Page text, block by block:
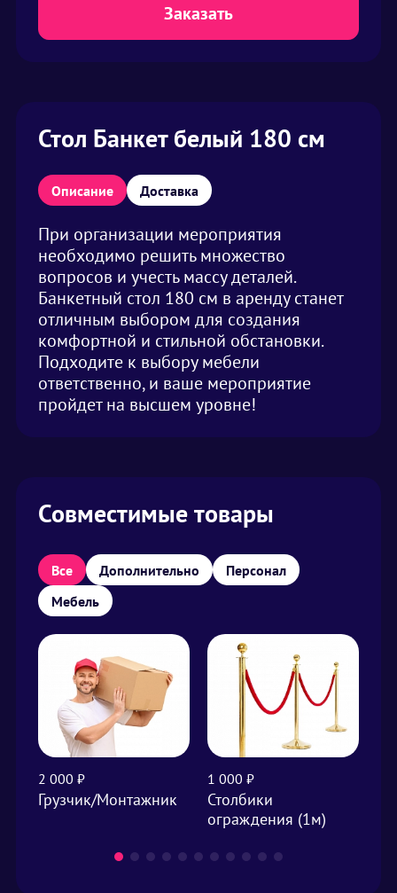
Заказать
Стол Банкет белый 180 см
Описание Доставка
При организации мероприятия
необходимо решить множество
вопросов и учесть массу деталей.
Банкетный стол 180 см в аренду станет
отличным выбором для создания
комфортной и стильной обстановки.
Подходите к выбору мебели
ответственно, и ваше мероприятие
пройдет на высшем уровне!
Совместимые товары
Все Дополнительно
Персонал
Мебель
2 000 ₽
Грузчик/Монтажник
1 000 ₽
Столбики
ограждения (1м)